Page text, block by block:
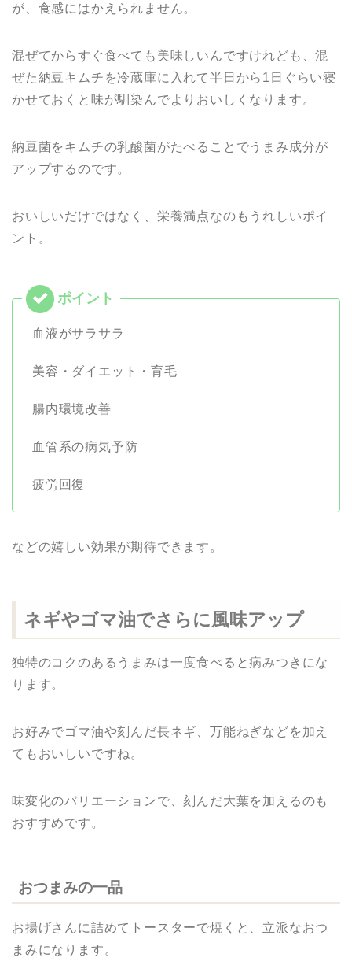
が、食感にはかえられません。
混ぜてからすぐ食べても美味しいんですけれども、混
ぜた納豆キムチを冷蔵庫に入れて半日から1日ぐらい寝
かせておくと味が馴染んでよりおいしくなります。
納豆菌をキムチの乳酸菌がたべることでうまみ成分が
アップするのです。
おいしいだけではなく、栄養満点なのもうれしいポイ
ント。
血液がサラサラ
美容・ダイエット・育毛
腸内環境改善
血管系の病気予防
疲労回復
などの嬉しい効果が期待できます。
ネギやゴマ油でさらに風味アップ
独特のコクのあるうまみは一度食べると病みつきにな
ります。
お好みでゴマ油や刻んだ長ネギ、万能ねぎなどを加え
てもおいしいですね。
味変化のバリエーションで、刻んだ大葉を加えるのも
おすすめです。
おつまみの一品
お揚げさんに詰めてトースターで焼くと、立派なおつ
まみになります。